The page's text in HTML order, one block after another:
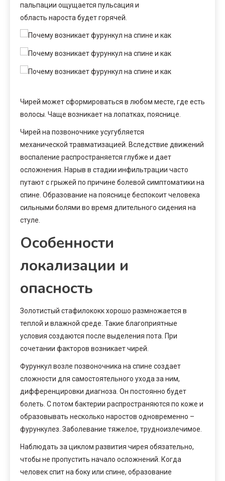
пальпации ощущается пульсация и
область нароста будет горячей.
Чирей может сформироваться в любом месте, где есть
волосы. Чаще возникает на лопатках, пояснице.
Чирей на позвоночнике усугубляется
механической травматизацией. Вследствие движений
воспаление распространяется глубже и дает
осложнения. Нарыв в стадии инфильтрации часто
путают с грыжей по причине болевой симптоматики на
спине. Образование на пояснице беспокоит человека
сильными болями во время длительного сидения на
стуле.
Особенности
локализации и
опасность
Золотистый стафилококк хорошо размножается в
теплой и влажной среде. Такие благоприятные
условия создаются после выделения пота. При
сочетании факторов возникает чирей.
Фурункул возле позвоночника на спине создает
сложности для самостоятельного ухода за ним,
дифференцировки диагноза. Он постоянно будет
болеть. С потом бактерии распространяются по коже и
образовывать несколько наростов одновременно –
фурункулез. Заболевание тяжелое, трудноизлечимое.
Наблюдать за циклом развития чирея обязательно,
чтобы не пропустить начало осложнений. Когда
человек спит на боку или спине, образование